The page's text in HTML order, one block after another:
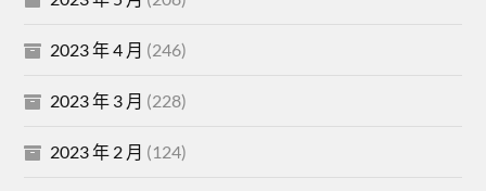
2023 年 4 月 (246)
2023 年 3 月 (228)
2023 年 2 月 (124)